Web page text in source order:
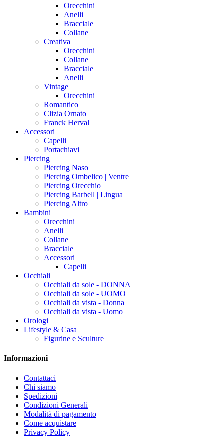
Orecchini
Anelli
Bracciale
Collane
Creativa
Orecchini
Collane
Bracciale
Anelli
Vintage
Orecchini
Romantico
Clizia Ornato
Franck Herval
Accessori
Capelli
Portachiavi
Piercing
Piercing Naso
Piercing Ombelico | Ventre
Piercing Orecchio
Piercing Barbell | Lingua
Piercing Altro
Bambini
Orecchini
Anelli
Collane
Bracciale
Accessori
Capelli
Occhiali
Occhiali da sole - DONNA
Occhiali da sole - UOMO
Occhiali da vista - Donna
Occhiali da vista - Uomo
Orologi
Lifestyle & Casa
Figurine e Sculture
Informazioni
Contattaci
Chi siamo
Spedizioni
Condizioni Generali
Modalità di pagamento
Come acquistare
Privacy Policy